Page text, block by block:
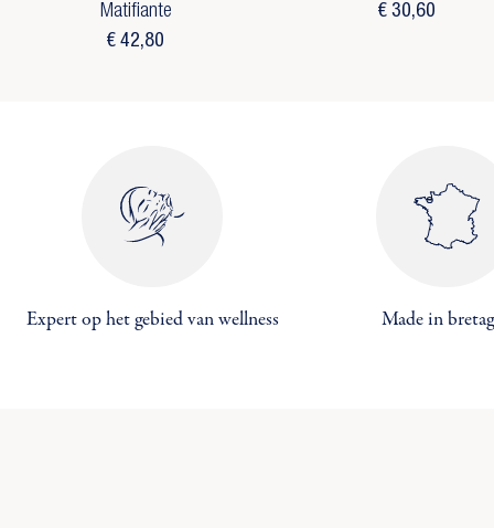
Matifiante
€ 42,80
€ 30,60
Expert op het gebied van wellness Made in